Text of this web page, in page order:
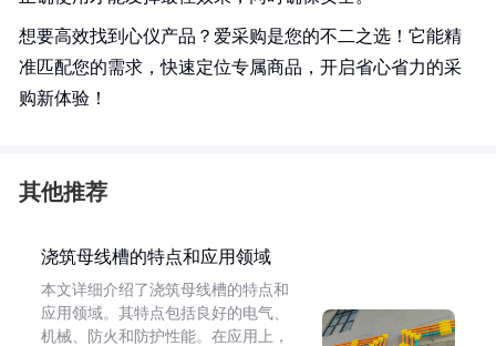
想要高效找到心仪产品？爱采购是您的不二之选！它能精
准匹配您的需求，快速定位专属商品，开启省心省力的采
购新体验！
其他推荐
浇筑母线槽的特点和应用领域
本文详细介绍了浇筑母线槽的特点和
应用领域。其特点包括良好的电气、
机械、防火和防护性能。在应用上，